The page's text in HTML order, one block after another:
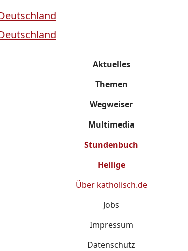
Aktuelles
Themen
Wegweiser
Multimedia
Stundenbuch
Heilige
Über katholisch.de
Jobs
Impressum
Datenschutz